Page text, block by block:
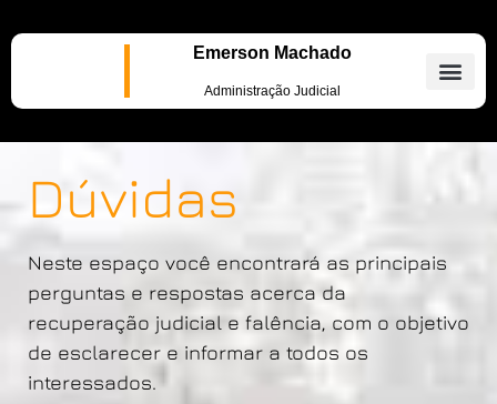
Emerson Machado
Administração Judicial
Dúvidas
Neste espaço você encontrará as principais
perguntas e respostas acerca da
recuperação judicial e falência, com o objetivo
de esclarecer e informar a todos os
interessados.